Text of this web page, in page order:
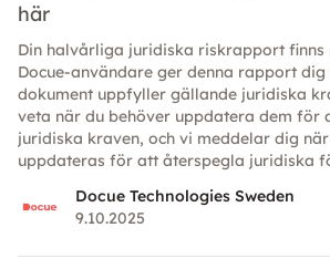
här
Din halvårliga juridiska riskrapport finns
Docue-användare ger denna rapport
dokument uppfyller gällande juridiska
veta när du behöver uppdatera dem för
juridiska kraven, och vi meddelar dig
uppdateras för att återspegla juridiska
Docue Technologies Sweden
9.10.2025